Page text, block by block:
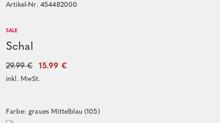
Artikel-Nr. 454482000
SALE
Schal
29.99 € 15.99 €
inkl. MwSt.
Farbe: graues Mittelblau (105)